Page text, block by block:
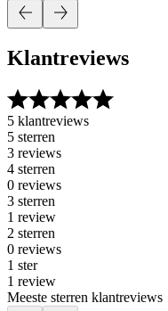
Klantreviews
5 klantreviews
5 sterren
3 reviews
4 sterren
0 reviews
3 sterren
1 review
2 sterren
0 reviews
1 ster
1 review
Meeste sterren klantreviews